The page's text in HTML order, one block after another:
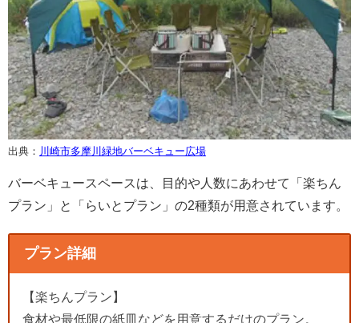
出典： 川崎市多摩川緑地バーベキュー広場
バーベキュースペースは、目的や人数にあわせて「楽ちん
プラン」と「らいとプラン」の2種類が用意されています。
プラン詳細
【楽ちんプラン】
食材や最低限の紙皿などを用意するだけのプラン。